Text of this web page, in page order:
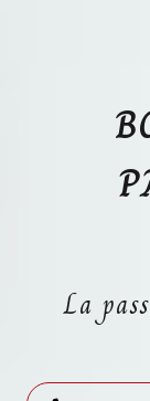
La